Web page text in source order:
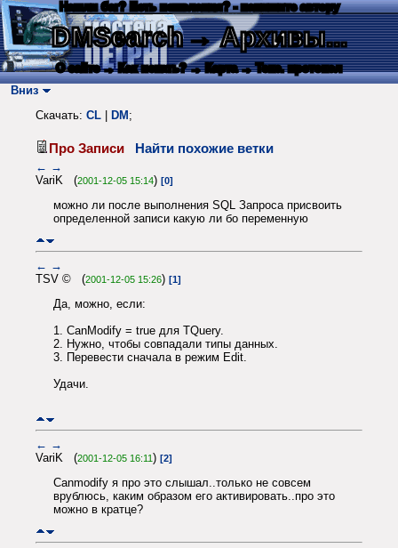
Нашли баг? Есть пожелания? - напишите автору
DMSearch→ Архивы...
О сайте → Как искать? → Карта → Текс. протокол
Вниз
Скачать: CL DM ;
Про Записи Найти похожие ветки
← →
VariK (2001-12-05 15:14) [0]
можно ли после выполнения SQL Запроса присвоить
определенной записи какую ли бо переменную
← →
TSV © (2001-12-05 15:26) [1]
Да, можно, если:
1. CanModify = true для TQuery.
2. Нужно, чтобы совпадали типы данных.
3. Перевести сначала в режим Edit.
Удачи.
← →
VariK (2001-12-05 16:11) [2]
Canmodify я про это слышал..только не совсем
врублюсь, каким образом его активировать..про это
можно в кратце?